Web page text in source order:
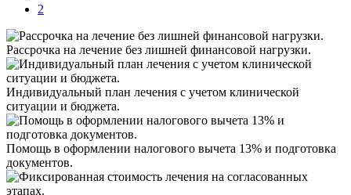
2
Рассрочка на лечение без лишней финансовой нагрузки.
Индивидуальный план лечения с учетом клинической
ситуации и бюджета.
Помощь в оформлении налогового вычета 13% и подготовка
документов.